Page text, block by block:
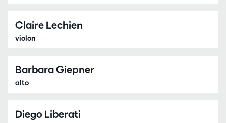
Claire Lechien
violon
Barbara Giepner
alto
Diego Liberati